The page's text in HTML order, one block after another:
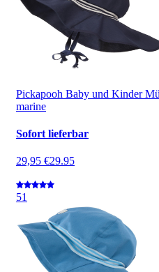
Pickapooh Baby und Kinder
marine
Sofort lieferbar
29,95 €29.95
51